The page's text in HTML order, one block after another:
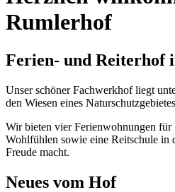
Rumlerhof
Ferien- und Reiterhof
Unser schöner Fachwerkhof liegt
den Wiesen eines
Wir bieten vier Ferienwohnungen für
Wohlfühlen sowie eine Reitschule in
Freude macht.
Neues vom Hof